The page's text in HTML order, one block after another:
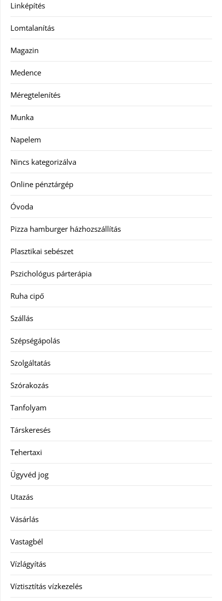
Linképítés
Lomtalanítás
Magazin
Medence
Méregtelenítés
Munka
Napelem
Nincs kategorizálva
Online pénztárgép
Óvoda
Pizza hamburger házhozszállítás
Plasztikai sebészet
Pszichológus párterápia
Ruha cipő
Szállás
Szépségápolás
Szolgáltatás
Szórakozás
Tanfolyam
Társkeresés
Tehertaxi
Ügyvéd jog
Utazás
Vásárlás
Vastagbél
Vízlágyítás
Víztisztítás vízkezelés